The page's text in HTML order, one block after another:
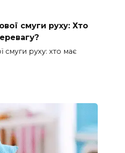
смуги руху: Хто
смуги руху: хто має